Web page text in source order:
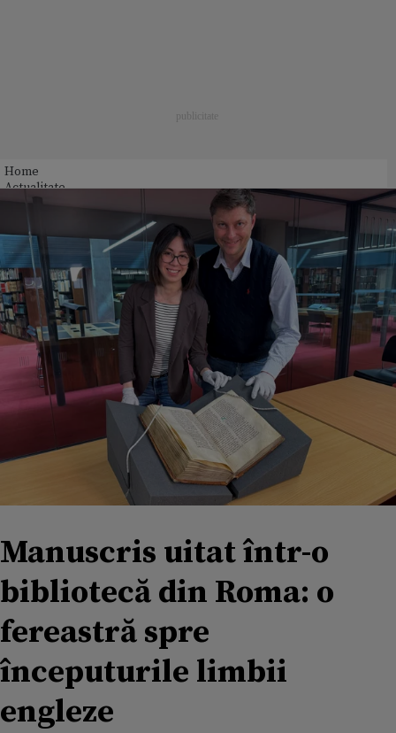
Home
Actualitate
Manuscris uitat într-o
bibliotecă din Roma: o
fereastră spre
începuturile limbii
engleze